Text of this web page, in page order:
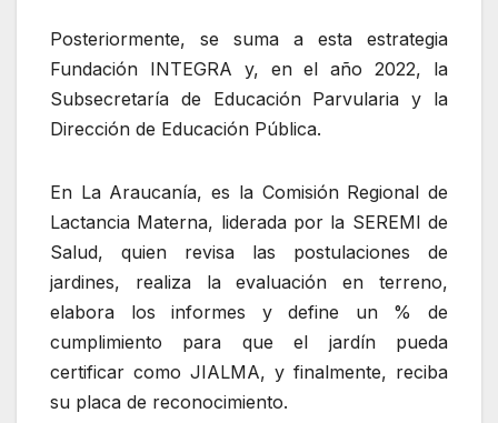
Posteriormente, se suma a esta estrategia
Fundación INTEGRA y, en el año 2022, la
Subsecretaría de Educación Parvularia y la
Dirección de Educación Pública.
En La Araucanía, es la Comisión Regional de
Lactancia Materna, liderada por la SEREMI de
Salud, quien revisa las postulaciones de
jardines, realiza la evaluación en terreno,
elabora los informes y define un % de
cumplimiento para que el jardín pueda
certificar como JIALMA, y finalmente, reciba
su placa de reconocimiento.